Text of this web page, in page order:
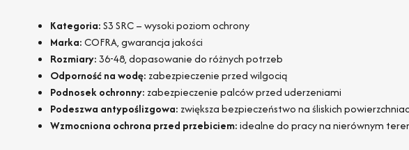
Kategoria:S3 SRC – wysoki poziom ochrony
Marka:COFRA, gwarancja jakości
Rozmiary:36-48, dopasowanie do różnych potrzeb
Odporność na wodę: zabezpieczenie przed wilgocią
Podnosek ochronny: zabezpieczenie palców przed uderzeniami
Podeszwa antypoślizgowa: zwiększa bezpieczeństwo na śliskich
Wzmocniona ochrona przed przebiciem:idealne do pracy na nierównym